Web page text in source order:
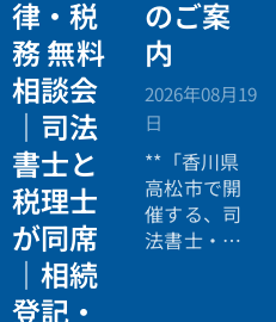
律・税
務 無料
相談会
｜司法
書士と
税理士
が同席
｜相続
登記・
のご案
内
2026年08月19
日
**「香川県
高松市で開
催する、司
法書士・税